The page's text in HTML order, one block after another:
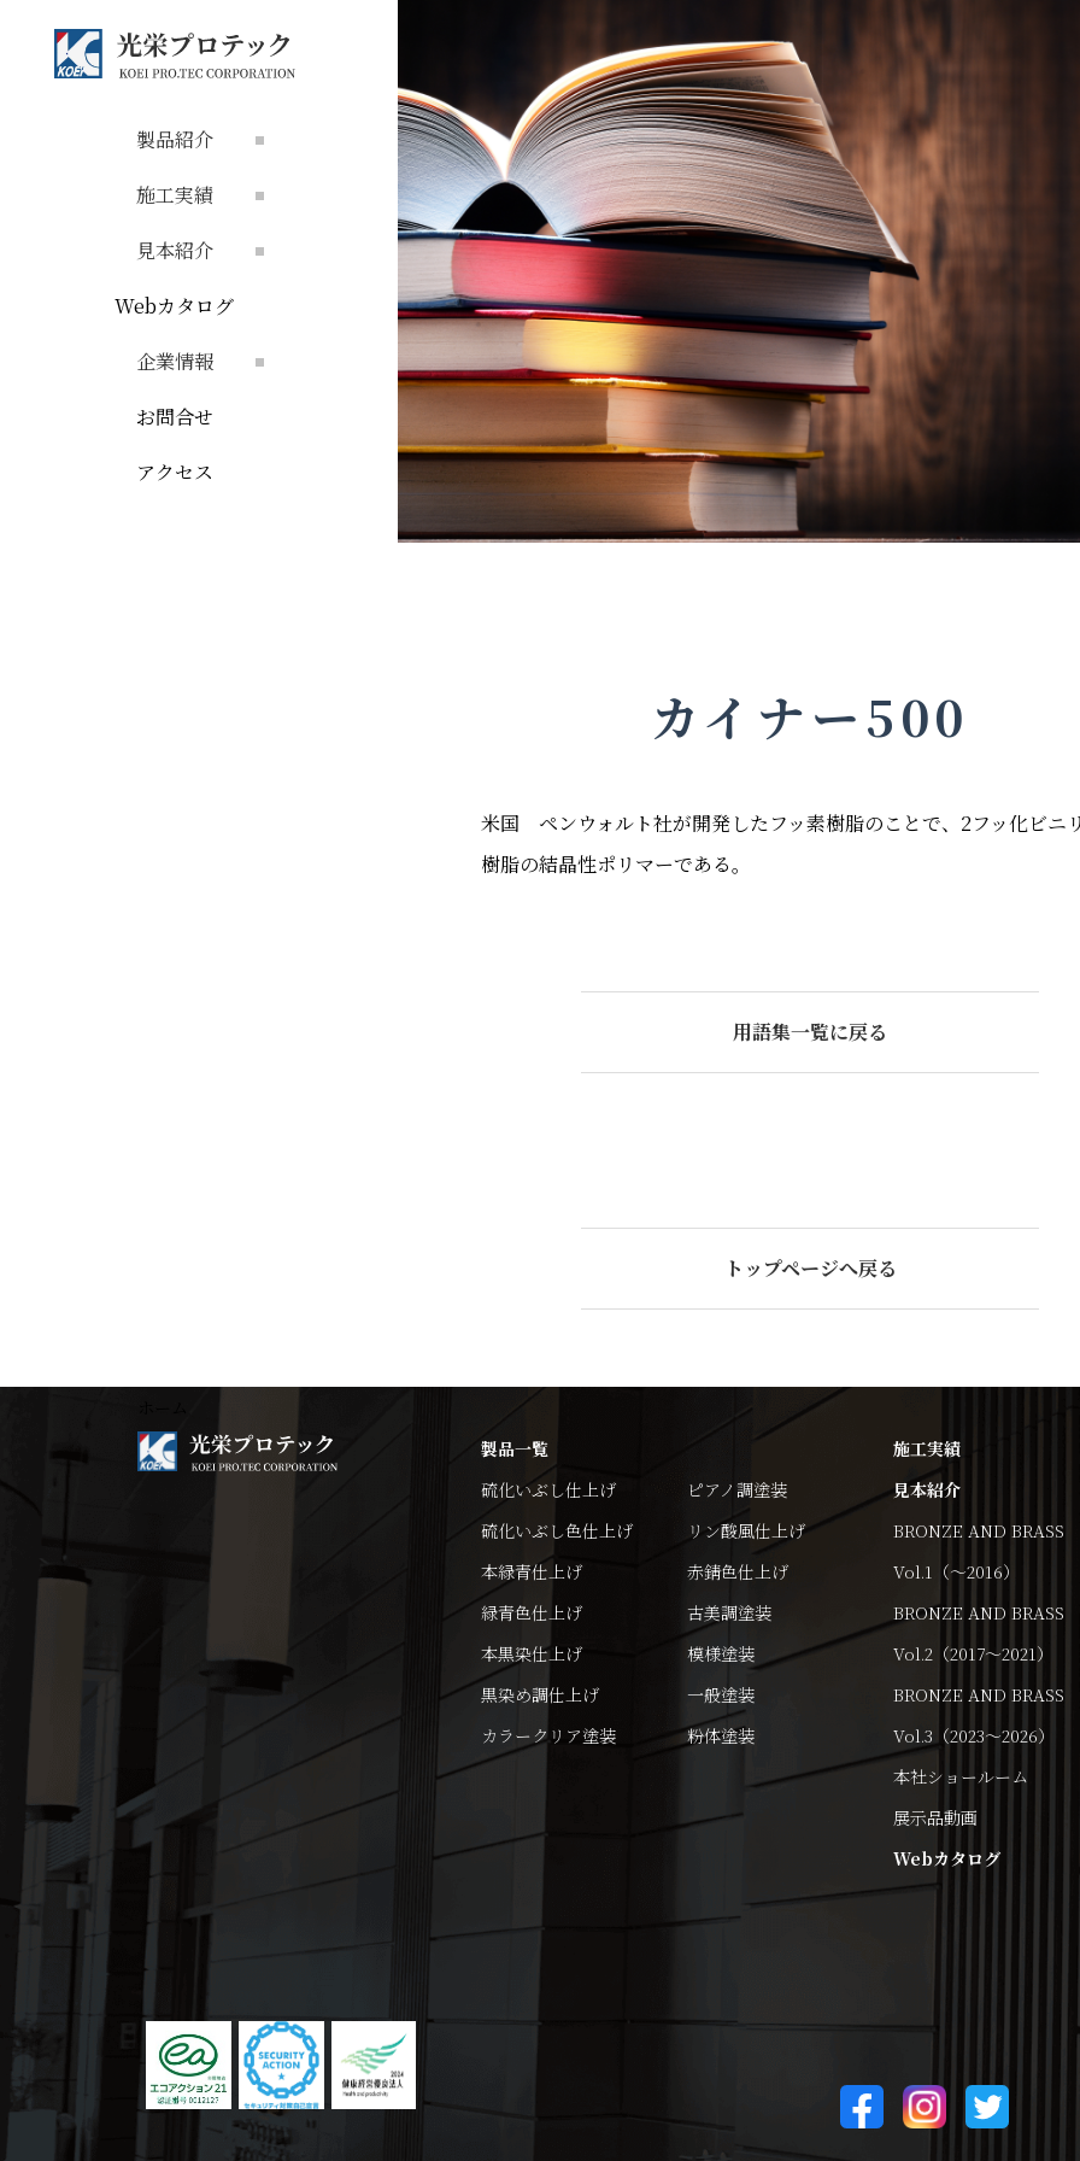
製品紹介
施工実績
見本紹介
Webカタログ
企業情報
お問合せ
アクセス
カイナー500
米国 ペンウォルト社が開発したフッ素樹脂のことで、2フッ化ビニ
樹脂の結晶性ポリマーである。
用語集一覧に戻る
トップページへ戻る
製品一覧
硫化いぶし仕上げ
硫化いぶし色仕上げ
本緑青仕上げ
緑青色仕上げ
本黒染仕上げ
黒染め調仕上げ
カラークリア塗装
ピアノ調塗装
リン酸風仕上げ
赤錆色仕上げ
古美調塗装
模様塗装
一般塗装
粉体塗装
施工実績
見本紹介
BRONZE AND BRASS
Vol.1（～2016）
BRONZE AND BRASS
Vol.2（2017～2021）
BRONZE AND BRASS
Vol.3（2023～2026）
本社ショールーム
展示品動画
Webカタログ